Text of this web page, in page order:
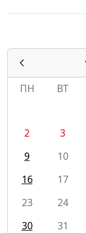
ПН
ВТ
2
3
9
10
16
17
23
24
30
31